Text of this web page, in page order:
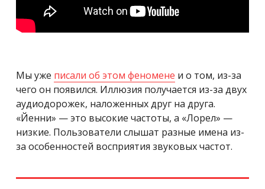
Мы уже писали об этом феномене и о том, из-за
чего он появился. Иллюзия получается из-за двух
аудиодорожек, наложенных друг на друга.
«Йенни» — это высокие частоты, а «Лорел» —
низкие. Пользователи слышат разные имена из-
за особенностей восприятия звуковых частот.